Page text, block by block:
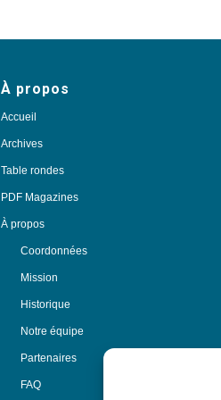
À propos
Accueil
Archives
Table rondes
PDF Magazines
À propos
Coordonnées
Mission
Historique
Notre équipe
Partenaires
FAQ